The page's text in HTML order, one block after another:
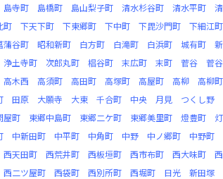
島寺町 島橋町 島山梨子町 清水杉谷町 清水平町
町 下天下町 下東郷町 下中町 下毘沙門町 下細江町
蒲谷町 昭和新町 白方町 白滝町 白浜町 城有町
浄土寺町 次郎丸町 椙谷町 末広町 末町 菅谷 菅
高木西 高須町 高田町 高塚町 高屋町 高柳 高柳町
田原 大願寺 大東 千合町 中央 月見 つくし野
屋町 東郷中島町 東郷二ケ町 東郷美里町 燈豊町
中新田町 中平町 中角町 中野 中ノ郷町 中野町
西天田町 西荒井町 西板垣町 西市布町 西大味町
西二ツ屋町 西袋町 西別所町 西堀町 日光 新田塚